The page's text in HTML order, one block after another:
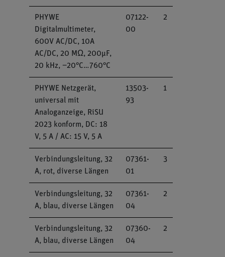
PHYWE
Digitalmultimeter,
600V AC/DC, 10A
AC/DC, 20 MΩ, 200µF,
20 kHz, −20°C…760°C
07122-
00
2
PHYWE Netzgerät,
universal mit
Analoganzeige, RiSU
2023 konform, DC: 18
V, 5 A / AC: 15 V, 5 A
13503-
93
1
Verbindungsleitung, 32
A, rot, diverse Längen
07361-
01
3
Verbindungsleitung, 32
A, blau, diverse Längen
07361-
04
2
Verbindungsleitung, 32
A, blau, diverse Längen
07360-
04
2